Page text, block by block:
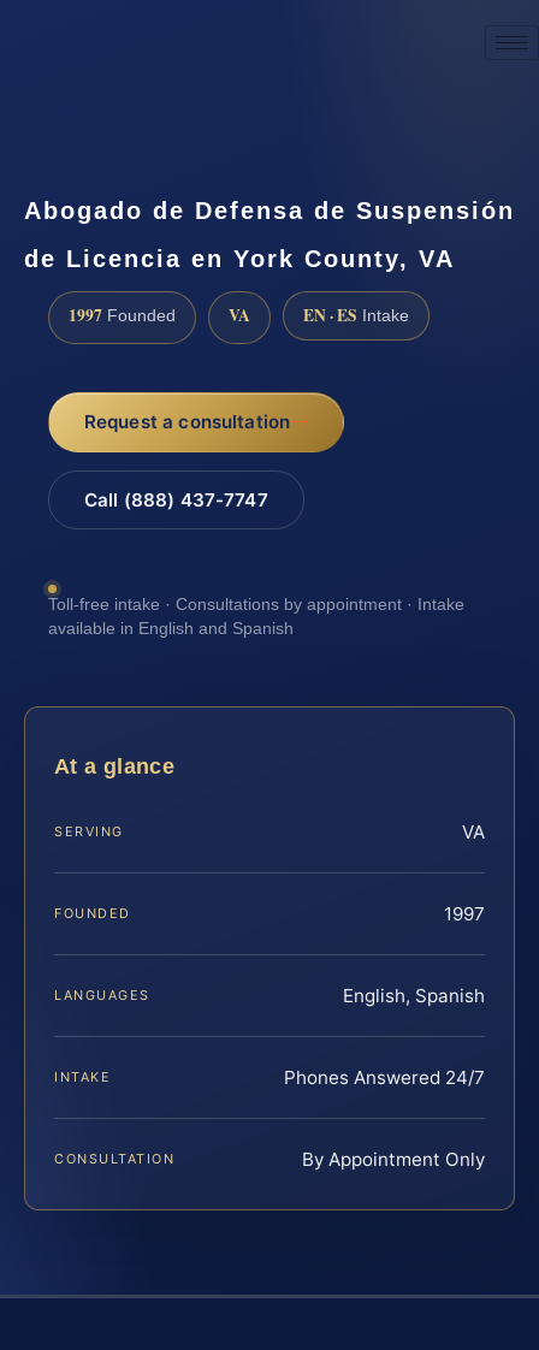
Abogado de Defensa de Suspensión
de Licencia en York County, VA
1997 Founded VA EN · ES Intake
Request a consultation
Call (888) 437-7747
Toll-free intake · Consultations by appointment · Intake
available in English and Spanish
At a glance
SERVING VA
FOUNDED 1997
LANGUAGES English, Spanish
INTAKE Phones Answered 24/7
CONSULTATION By Appointment Only